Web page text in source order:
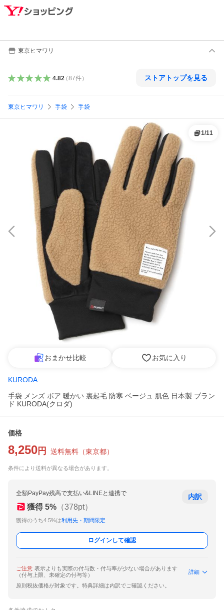
東京ヒマワリ
4.82（87件） ストアトップを見る
東京ヒマワリ 手袋 手袋
1/11
おまかせ比較 お気に入り
KURODA
手袋 メンズ ボア 暖かい 裏起毛 防寒 ベージュ 肌色 日本製 ブラン
ド KURODA(クロダ)
価格
8,250 円 送料無料 （東京都）
条件により送料が異なる場合があります。
全額PayPay残高で支払い&LINEと連携で
獲得 5% （378pt）
獲得のうち4.5%は利用先・期間限定
内訳
ログインして確認
ご注意 表示よりも実際の付与数・付与率が少ない場合があります
（付与上限、未確定の付与等）
詳細
原則税抜価格が対象です。特典詳細は内訳でご確認ください。